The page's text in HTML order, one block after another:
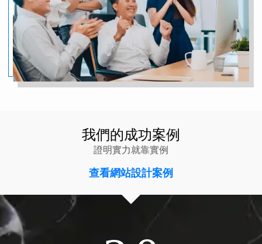
我們的成功案例
證明實力就靠實例
查看網站設計案例
6
5
4
3
4
3
2
1
1
0
9
8
4
3
2
1
8
7
6
5
0
9
8
7
9
8
7
6
8
7
6
5
2
1
0
9
6
5
4
3